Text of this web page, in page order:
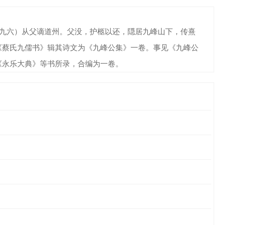
）从父谪道州。父没，护柩以还，隠居九峰山下，传熹
氏九儒书》辑其诗文为《九峰公集》一卷。事见《九峰公
乐大典》等书所录，合编为一卷。